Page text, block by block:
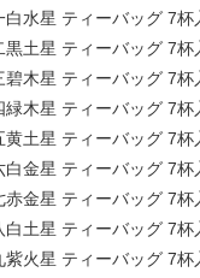
水星 ティーバッグ 7杯
土星 ティーバッグ 7杯
木星 ティーバッグ 7杯
木星 ティーバッグ 7杯
土星 ティーバッグ 7杯
金星 ティーバッグ 7杯
金星 ティーバッグ 7杯
土星 ティーバッグ 7杯
火星 ティーバッグ 7杯